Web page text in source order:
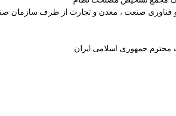
در سال 1397در هفتمین جشنواره پژوهش و فناوری صنعت ، معدن و تجارت از طرف